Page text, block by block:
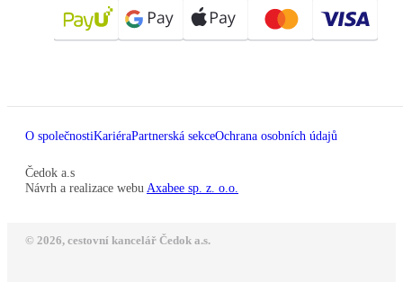
O společnostiKariéraPartnerská sekceOchrana osobních údajů
Čedok a.s
Návrh a realizace webu Axabee sp. z. o.o.
© 2026, cestovní kancelář Čedok a.s.